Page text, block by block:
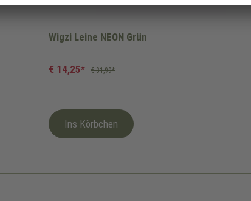
Wigzi Leine NEON Grün
€ 14,25* € 31,99*
Ins Körbchen